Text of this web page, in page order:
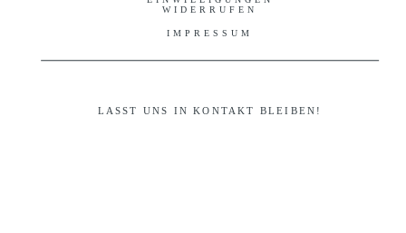
WIDERRUFEN
IMPRESSUM
LASST UNS IN KONTAKT BLEIBEN!